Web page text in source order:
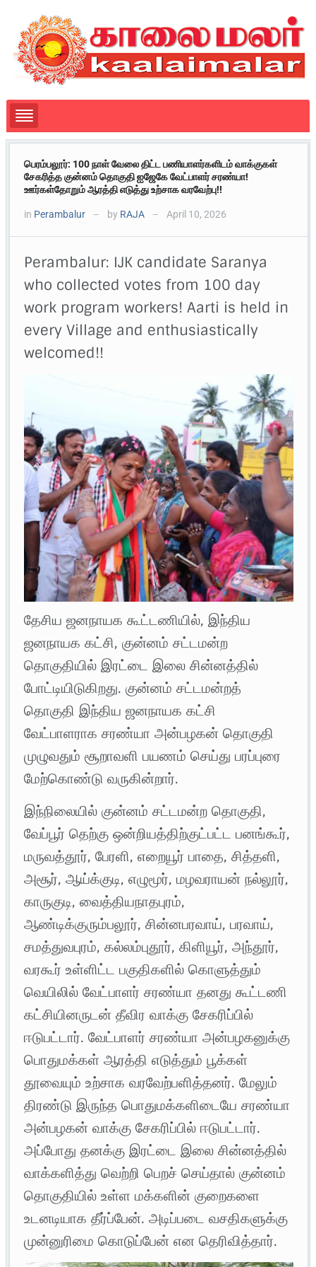
பெரம்பலூர்: 100 நாள் வேலை திட்ட பணியாளர்களிடம் வாக்குகள்
சேகரித்த குன்னம் தொகுதி ஐஜேகே வேட்பாளர் சரண்யா!
ஊர்கள்தோறும் ஆரத்தி எடுத்து உற்சாக வரவேற்பு!!
in Perambalur — by RAJA — April 10, 2026
Perambalur: IJK candidate Saranya
who collected votes from 100 day
work program workers! Aarti is held in
every Village and enthusiastically
welcomed!!
தேசிய ஜனநாயக கூட்டணியில், இந்திய
ஜனநாயக கட்சி, குன்னம் சட்டமன்ற
தொகுதியில் இரட்டை இலை சின்னத்தில்
போட்டியிடுகிறது. குன்னம் சட்டமன்றத்
தொகுதி இந்திய ஜனநாயக கட்சி
வேட்பாளராக சரண்யா அன்பழகன் தொகுதி
முழுவதும் சூறாவளி பயணம் செய்து பரப்புரை
மேற்கொண்டு வருகின்றார்.
இந்நிலையில் குன்னம் சட்டமன்ற தொகுதி,
வேப்பூர் தெற்கு ஒன்றியத்திற்குட்பட்ட பனங்கூர்,
மருவத்தூர், பேரளி, எறையூர் பாதை, சித்தளி,
அசூர், ஆய்க்குடி, எழுமூர், மழவராயன் நல்லூர்,
காருகுடி, வைத்தியநாதபுரம்,
ஆண்டிக்குரும்பலூர், சின்னபரவாய், பரவாய்,
சமத்துவபுரம், கல்லம்புதூர், கிளியூர், அந்தூர்,
வரகூர் உள்ளிட்ட பகுதிகளில் கொளுத்தும்
வெயிலில் வேட்பாளர் சரண்யா தனது கூட்டணி
கட்சியினருடன் தீவிர வாக்கு சேகரிப்பில்
ஈடுபட்டார். வேட்பாளர் சரண்யா அன்பழகனுக்கு
பொதுமக்கள் ஆரத்தி எடுத்தும் பூக்கள்
தூவையும் உற்சாக வரவேற்பளித்தனர். மேலும்
திரண்டு இருந்த பொதுமக்களிடையே சரண்யா
அன்பழகன் வாக்கு சேகரிப்பில் ஈடுபட்டார்.
அப்போது தனக்கு இரட்டை இலை சின்னத்தில்
வாக்களித்து வெற்றி பெறச் செய்தால் குன்னம்
தொகுதியில் உள்ள மக்களின் குறைகளை
உடனடியாக தீர்ப்பேன். அடிப்படை வசதிகளுக்கு
முன்னுரிமை கொடுப்பேன் என தெரிவித்தார்.